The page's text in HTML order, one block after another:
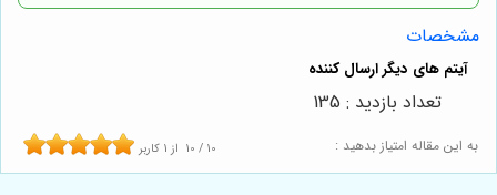
مشخصات
به این مقاله امتیاز بدهید : 10 / 10 از 1 کاربر
تعداد بازدید : 135